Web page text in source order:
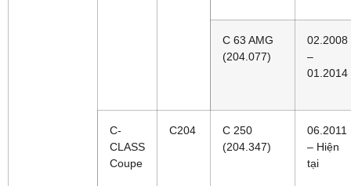
C 63 AMG
(204.077)
02.2008
–
01.2014
C-
CLASS
Coupe
C204
C 250
(204.347)
06.2011
– Hiện
tại